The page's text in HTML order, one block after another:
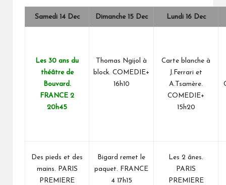
Samedi 14 Dec Dimanche 15 Dec Lundi 16Dec
Les 30 ans du
théâtre de
Bouvard.
FRANCE 2
20h45
Thomas Ngijol à
block. COMEDIE+
16h10
Carte blanche à
J.Ferrari et
A.Tsamère.
COMEDIE+
15h20
Des pieds et des
mains. PARIS
PREMIERE
Bigard remet le
paquet. FRANCE
4 17h15
Les 2 ânes.
PARIS
PREMIERE